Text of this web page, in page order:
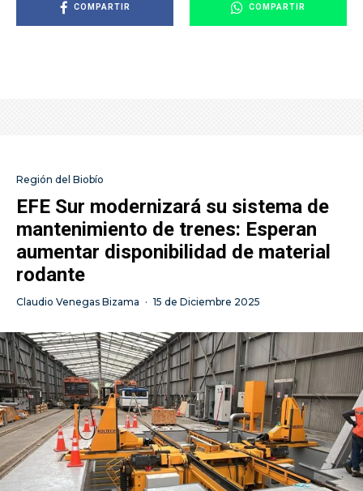
COMPARTIR COMPARTIR
Región del Biobío
EFE Sur modernizará su sistema de
mantenimiento de trenes: Esperan
aumentar disponibilidad de material
rodante
Claudio Venegas Bizama · 15 de Diciembre 2025